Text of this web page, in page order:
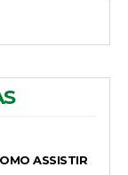
ASSISTIR